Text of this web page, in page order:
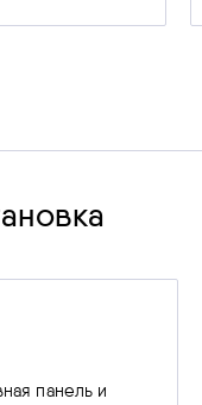
панель и